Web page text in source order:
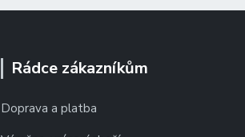
Rádce zákazníkům
Doprava a platba